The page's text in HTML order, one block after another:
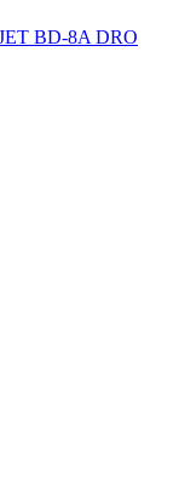
BD-8A DRO